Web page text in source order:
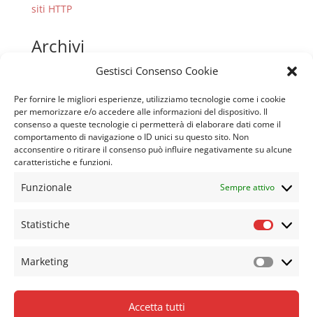
Gestisci Consenso Cookie
Per fornire le migliori esperienze, utilizziamo tecnologie come i cookie
per memorizzare e/o accedere alle informazioni del dispositivo. Il
consenso a queste tecnologie ci permetterà di elaborare dati come il
comportamento di navigazione o ID unici su questo sito. Non
acconsentire o ritirare il consenso può influire negativamente su alcune
caratteristiche e funzioni.
Funzionale Sempre attivo
Statistiche
Marketing
Accetta tutti
siti HTTP
Archivi
Marzo 2019
Gennaio 2019
Tag
itnerfaccia responsive
MOTORI DI RICERCA
Modulo Esercizio diritti GDPR